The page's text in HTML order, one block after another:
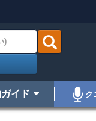
イド ク